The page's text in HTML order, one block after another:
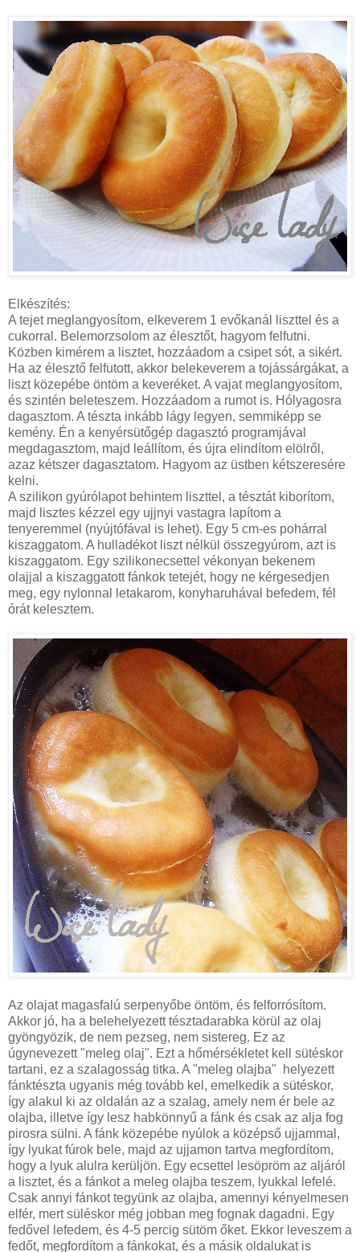
Elkészítés:
A tejet meglangyosítom, elkeverem 1 evőkanál liszttel és a
cukorral. Belemorzsolom az élesztőt, hagyom felfutni.
Közben kimérem a lisztet, hozzáadom a csipet sót, a sikért.
Ha az élesztő felfutott, akkor belekeverem a tojássárgákat, a
liszt közepébe öntöm a keveréket. A vajat meglangyosítom,
és szintén beleteszem. Hozzáadom a rumot is. Hólyagosra
dagasztom. A tészta inkább lágy legyen, semmiképp se
kemény. Én a kenyérsütőgép dagasztó programjával
megdagasztom, majd leállítom, és újra elindítom elölről,
azaz kétszer dagasztatom. Hagyom az üstben kétszeresére
kelni.
A szilikon gyúrólapot behintem liszttel, a tésztát kiborítom,
majd lisztes kézzel egy ujjnyi vastagra lapítom a
tenyeremmel (nyújtófával is lehet). Egy 5 cm-es pohárral
kiszaggatom. A hulladékot liszt nélkül összegyúrom, azt is
kiszaggatom. Egy szilikonecsettel vékonyan bekenem
olajjal a kiszaggatott fánkok tetejét, hogy ne kérgesedjen
meg, egy nylonnal letakarom, konyharuhával befedem, fél
órát kelesztem.
Az olajat magasfalú serpenyőbe öntöm, és felforrósítom.
Akkor jó, ha a belehelyezett tésztadarabka körül az olaj
gyöngyözik, de nem pezseg, nem sistereg. Ez az
úgynevezett "meleg olaj". Ezt a hőmérsékletet kell sütéskor
tartani, ez a szalagosság titka. A "meleg olajba" helyezett
fánktészta ugyanis még tovább kel, emelkedik a sütéskor,
így alakul ki az oldalán az a szalag, amely nem ér bele az
olajba, illetve így lesz habkönnyű a fánk és csak az alja fog
pirosra sülni. A fánk közepébe nyúlok a középső ujjammal,
így lyukat fúrok bele, majd az ujjamon tartva megfordítom,
hogy a lyuk alulra kerüljön. Egy ecsettel lesöpröm az aljáról
a lisztet, és a fánkot a meleg olajba teszem, lyukkal lefelé.
Csak annyi fánkot tegyünk az olajba, amennyi kényelmesen
elfér, mert süléskor még jobban meg fognak dagadni. Egy
fedővel lefedem, és 4-5 percig sütöm őket. Ekkor leveszem a
fedőt, megfordítom a fánkokat, és a másik oldalukat is